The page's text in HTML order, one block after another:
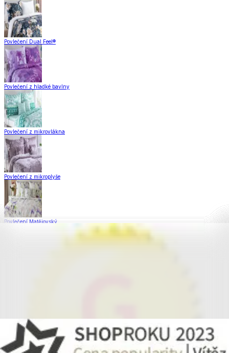
Povlečení Dual Feel®
Povlečení z hladké bavlny
Povlečení z mikrovlákna
Povlečení z mikroplyše
Povlečení Matějovský